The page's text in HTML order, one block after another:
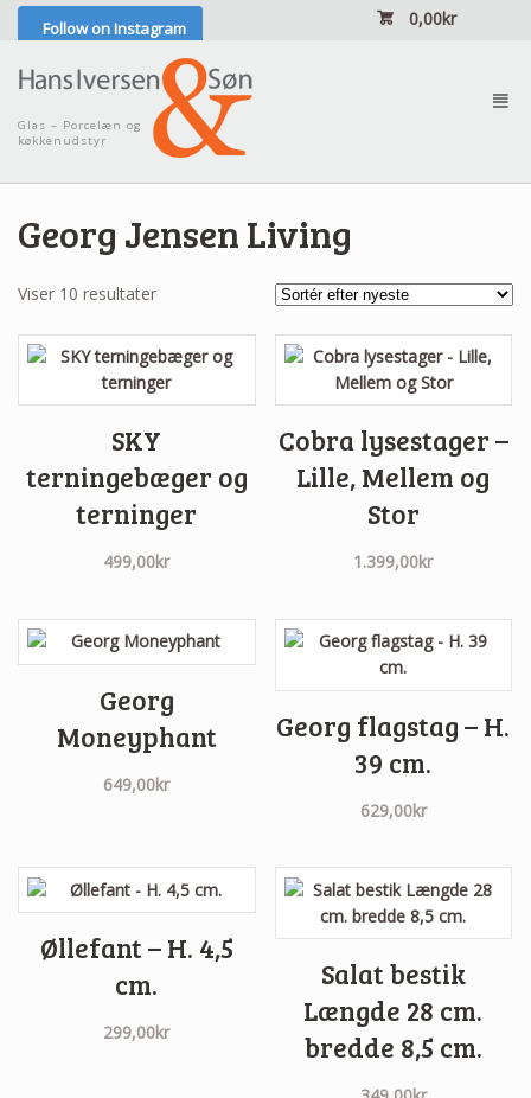
Follow on Instagram 0,00kr
Glas – Porcelæn og
køkkenudstyr
²
Georg Jensen Living
Viser 10 resultaterSorteret
seneste
SKY
terningebæger og
terninger
499,00kr
Cobra lysestager –
Lille, Mellem og
Stor
1.399,00kr
Georg
Moneyphant
649,00kr
Georg flagstag – H.
39 cm.
629,00kr
Øllefant – H. 4,5
cm.
299,00kr
Salat bestik
Længde 28 cm.
bredde 8,5 cm.